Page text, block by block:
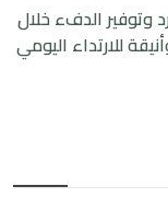
وتوفيرالدفءخلال
للارتداء اليومي